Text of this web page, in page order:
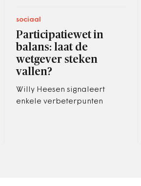
sociaal
Participatiewet in
balans: laat de
wetgever steken
vallen?
Willy Heesen signaleert
enkele verbeterpunten